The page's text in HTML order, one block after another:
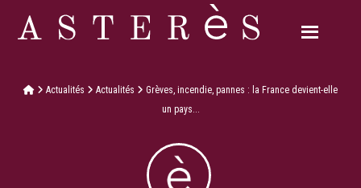
Actualités Actualités
Grèves, incendie, pannes : la France devient-elle
un pays...